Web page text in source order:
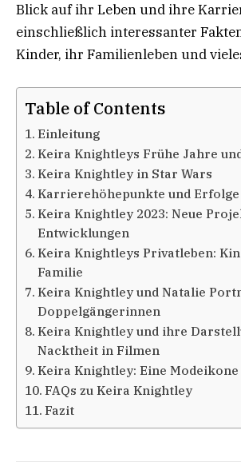
Blick auf ihr Leben und ihre
einschließlich interessanter
Kinder, ihr Familienleben und
Table of Contents
Einleitung
Keira Knightleys Frühe Jahre
Keira Knightley in Star Wars
Karrierehöhepunkte und Erfolge
Keira Knightley 2023: Neue
Entwicklungen
Keira Knightleys Privatleben:
Familie
Keira Knightley und Natalie
Doppelgängerinnen
Keira Knightley und ihre
Nacktheit in Filmen
Keira Knightley: Eine Modeikone
FAQs zu Keira Knightley
Fazit